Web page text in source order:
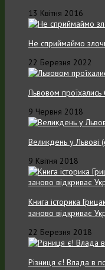
13 Квітня 2016
Не сприймаймо
22 Березня 2022
Львовом
9 Червня 2018
Великдень у Львові
9 Квітня 2018
Книга історика
заново відкриває
22 Березня 2018
Різниця є! Влада в